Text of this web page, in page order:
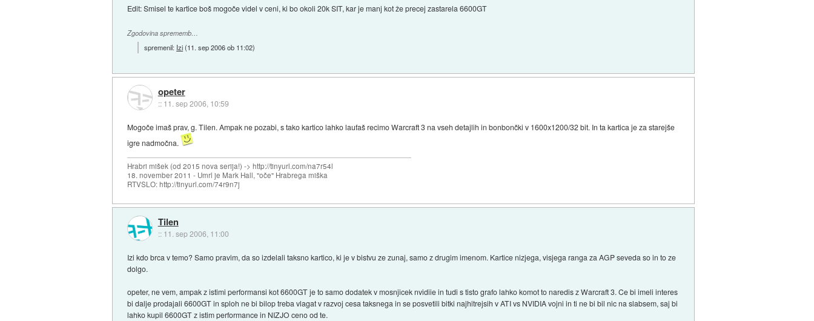
Edit: Smisel te kartice boš mogoče videl v ceni, ki bo okoli 20k SIT, kar je manj kot že precej zastarela 6600GT
Zgodovina sprememb…
spremenil: Izi(11. sep 2006 ob 11:02)
opeter
:: 11. sep 2006, 10:59
Mogoče imaš prav, g. Tilen. Ampak ne pozabi, s tako kartico lahko laufaš recimo Warcraft 3 na vseh detajlih in bonbončki v 1600x1200/32 bit. In ta kartica je za starejše
igre nadmočna.
Hrabri mišek (od 2015 nova serija!) -> http://tinyurl.com/na7r54l
18. november 2011 - Umrl je Mark Hall, "oče" Hrabrega miška
RTVSLO: http://tinyurl.com/74r9n7j
Tilen
:: 11. sep 2006, 11:00
Izi kdo brca v temo? Samo pravim, da so izdelali taksno kartico, ki je v bistvu ze zunaj, samo z drugim imenom. Kartice nizjega, visjega ranga za AGP seveda so in to ze
dolgo.
opeter, ne vem, ampak z istimi performansi kot 6600GT je to samo dodatek v mosnjicek nvidiie in tudi s tisto grafo lahko komot to naredis z Warcraft 3. Ce bi imeli interes
bi dalje prodajali 6600GT in sploh ne bi bilop treba vlagat v razvoj cesa taksnega in se posvetili bitki najhitrejsih v ATI vs NVIDIA vojni in ti ne bi bil nic na slabsem, saj bi
lahko kupil 6600GT z istim performance in NIZJO ceno od te.